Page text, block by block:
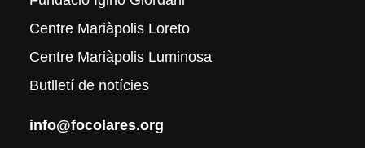
Centre Mariàpolis Loreto
Centre Mariàpolis Luminosa
Butlletí de notícies
info@focolares.org